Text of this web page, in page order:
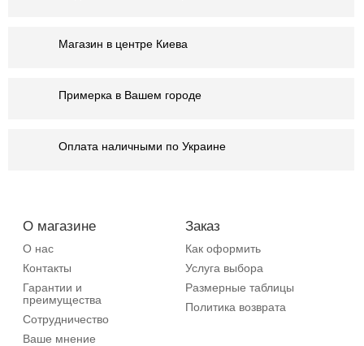
Магазин в центре Киева
Примерка в Вашем городе
Оплата наличными по Украине
О магазине
О нас
Контакты
Гарантии и
преимущества
Сотрудничество
Ваше мнение
Заказ
Как оформить
Услуга выбора
Размерные таблицы
Политика возврата